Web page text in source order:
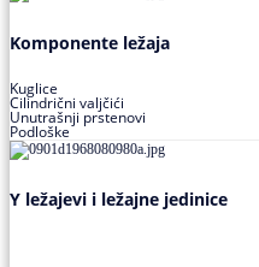
Komponente ležaja
Kuglice
Cilindrični valjčići
Unutrašnji prstenovi
Podloške
Y ležajevi i ležajne jedinice